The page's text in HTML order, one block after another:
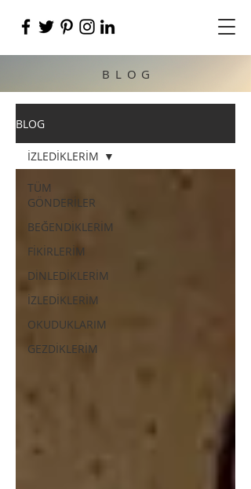
BLOG
TÜM
GÖNDERİLER
BEĞENDİKLERİM
FİKİRLERİM
DİNLEDİKLERİM
İZLEDİKLERİM
OKUDUKLARIM
GEZDİKLERİM
İZLEDİKLERİM
BLOG